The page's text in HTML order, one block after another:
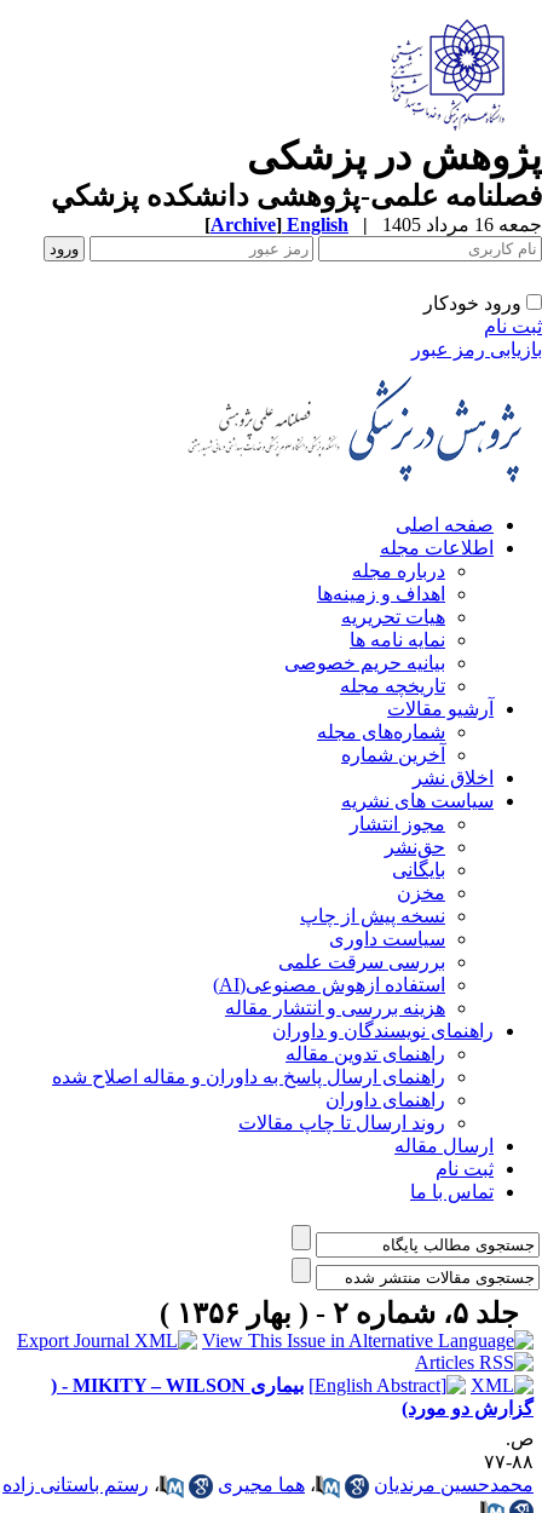
در پزشکی
علمی-پژوهشی دانشکده پزشکي
مرداد 1405 |
English
[Archive]
ورود خودکار
نام
رمز عبور
صفحه اصلی
اطلاعات مجله
درباره مجله
اهداف و زمینه‌ها
هیات تحریریه
نمایه نامه ها
بیانیه حریم خصوصی
تاریخچه مجله
آرشیو مقالات
شماره‌های مجله
آخرین شماره
اخلاق نشر
سیاست های نشریه
مجوز انتشار
حق‌نشر
بایگانی
مخزن
نسخه پیش از چاپ
سیاست داوری
بررسی سرقت علمی
استفاده ازهوش مصنوعی(AI)
هزینه بررسی و انتشار مقاله
راهنمای نویسندگان و داوران
راهنمای تدوین مقاله
راهنمای ارسال پاسخ به داوران و مقاله اصلاح شده
راهنمای داوران
روند ارسال تا چاپ مقالات
ارسال مقاله
ثبت نام
تماس با ما
جلد ۵، شماره ۲ - ( بهار ۱۳۵۶ )
بیماری MIKITY – WILSON - (
دو مورد)
۷۷
مرندیان
،هما مجیری ،رستم باستانی زاده